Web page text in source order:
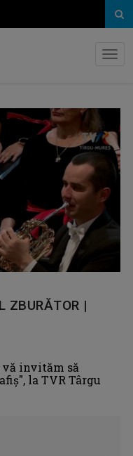
ZBURĂTOR |
vă invităm să
la TVR Târgu